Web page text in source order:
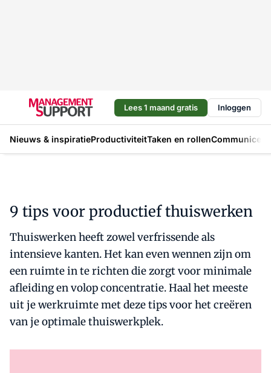
Lees 1 maand gratis Inloggen
Nieuws & inspiratieProductiviteitTaken en rollen
9 tips voor productief thuiswerken
Thuiswerken heeft zowel verfrissende als
intensieve kanten. Het kan even wennen zijn om
een ruimte in te richten die zorgt voor minimale
afleiding en volop concentratie. Haal het meeste
uit je werkruimte met deze tips voor het creëren
van je optimale thuiswerkplek.